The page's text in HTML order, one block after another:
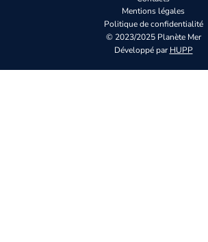
Mentions légales
Politique de confidentialité
© 2023/2025 Planète Mer
Développé parHUPP